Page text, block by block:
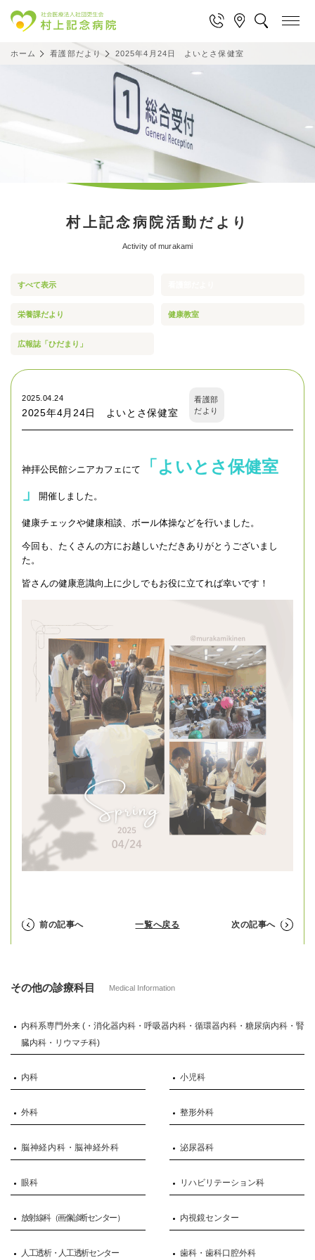
ホーム 看護部だより 2025年4月24日 よいとさ保健室
村上記念病院活動だより
Activity of murakami
すべて表示
栄養課だより 健康教室
広報誌「ひだまり」
2025.04.24
2025年4月24日 よいとさ保健室
看護部
だより
神拝公民館シニアカフェにて
「よいとさ保健室
」
開催しました。
健康チェックや健康相談、ボール体操などを行いました。
今回も、たくさんの方にお越しいただきありがとうございまし
た。
皆さんの健康意識向上に少しでもお役に立てれば幸いです！
前の記事へ 一覧へ戻る 次の記事へ
その他の診療科目 Medical Information
内科系専門外来 (・消化器内科・呼吸器内科・循環器内科・糖尿病内科・腎
臓内科・リウマチ科)
内科 小児科
外科 整形外科
脳神経内科・脳神経外科 泌尿器科
眼科 リハビリテーション科
放射線科（画像診断センター） 内視鏡センター
人工透析・人工透析センター 歯科・歯科口腔外科